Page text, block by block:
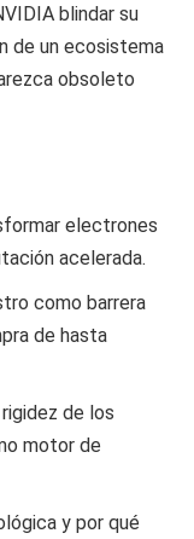
blindar su
de un ecosistema
obsoleto
electrones
acelerada.
como barrera
de hasta
de los
motor de
y por qué